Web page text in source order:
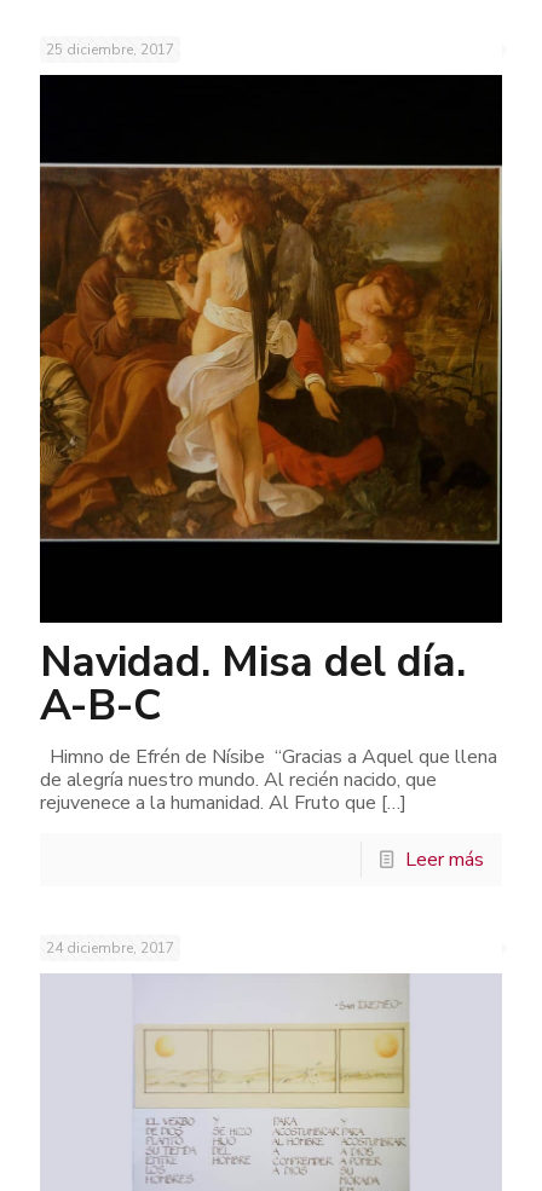
25 diciembre, 2017
Navidad. Misa del día.
A-B-C
Himno de Efrén de Nísibe “Gracias a Aquel que llena
de alegría nuestro mundo. Al recién nacido, que
rejuvenece a la humanidad. Al Fruto que […]
Leer más
24 diciembre, 2017